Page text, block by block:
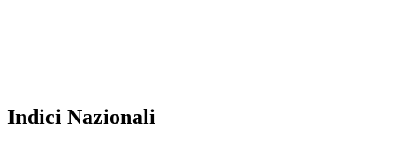
Indici Nazionali